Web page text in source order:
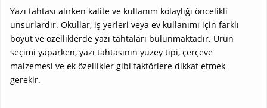
Yazı tahtası alırken kalite ve kullanım kolaylığı öncelikli
unsurlardır. Okullar, iş yerleri veya ev kullanımı için farklı
boyut ve özelliklerde yazı tahtaları bulunmaktadır. Ürün
seçimi yaparken, yazı tahtasının yüzey tipi, çerçeve
malzemesi ve ek özellikler gibi faktörlere dikkat etmek
gerekir.